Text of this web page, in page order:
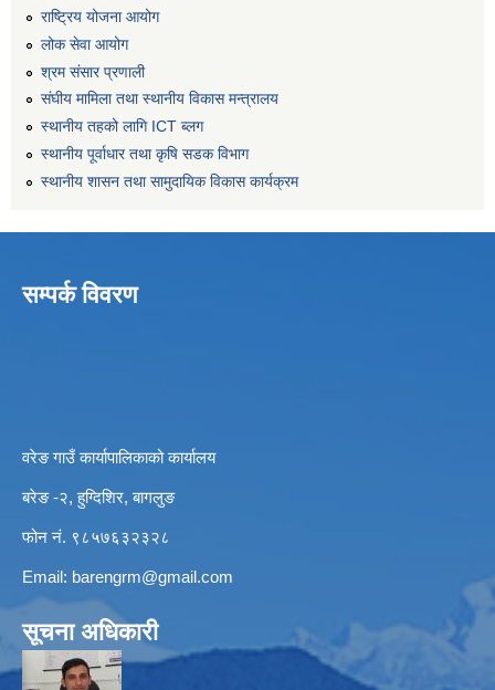
राष्ट्रिय योजना आयोग
लोक सेवा आयोग
श्रम संसार प्रणाली
संघीय मामिला तथा स्थानीय विकास मन्त्रालय
स्थानीय तहको लागि ICT ब्लग
स्थानीय पूर्वाधार तथा कृषि सडक विभाग
स्थानीय शासन तथा सामुदायिक विकास कार्यक्रम
सम्पर्क विवरण
वरेङ गाउँ कार्यापालिकाको कार्यालय
बरेङ -२, हुग्दिशिर, बागलुङ
फोन नं. ९८५७६३२३२८
Email: barengrm@gmail.com
सूचना अधिकारी